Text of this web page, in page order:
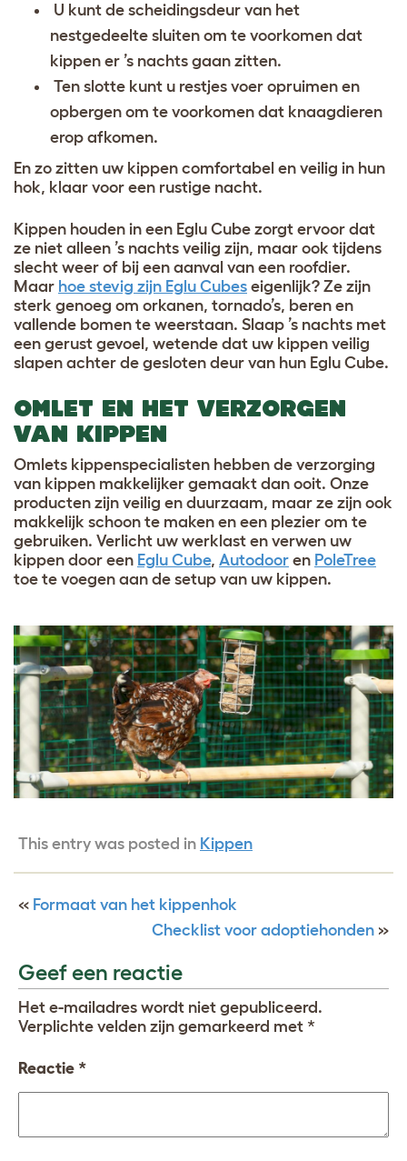
U kunt de scheidingsdeur van het
nestgedeelte sluiten om te voorkomen dat
kippen er ’s nachts gaan zitten.
Ten slotte kunt u restjes voer opruimen en
opbergen om te voorkomen dat knaagdieren
erop afkomen.
En zo zitten uw kippen comfortabel en veilig in hun
hok, klaar voor een rustige nacht.
Kippen houden in een Eglu Cube zorgt ervoor dat
ze niet alleen ’s nachts veilig zijn, maar ook tijdens
slecht weer of bij een aanval van een roofdier.
Maar hoe stevig zijn Eglu Cubes eigenlijk? Ze zijn
sterk genoeg om orkanen, tornado’s, beren en
vallende bomen te weerstaan. Slaap ’s nachts met
een gerust gevoel, wetende dat uw kippen veilig
slapen achter de gesloten deur van hun Eglu Cube.
OMLET EN HET VERZORGEN
VAN KIPPEN
Omlets kippenspecialisten hebben de verzorging
van kippen makkelijker gemaakt dan ooit. Onze
producten zijn veilig en duurzaam, maar ze zijn ook
makkelijk schoon te maken en een plezier om te
gebruiken. Verlicht uw werklast en verwen uw
kippen door een Eglu Cube, Autodoor en PoleTree
toe te voegen aan de setup van uw kippen.
This entry was posted in Kippen
« Formaat van het kippenhok
Checklist voor adoptiehonden »
Geef een reactie
Het e-mailadres wordt niet gepubliceerd.
Verplichte velden zijn gemarkeerd met *
Reactie *